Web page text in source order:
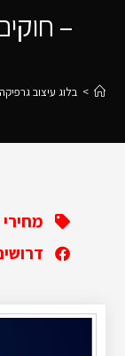
–
> בלוג עיצוב גרפיקה